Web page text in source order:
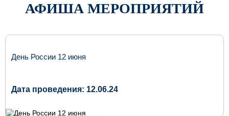
АФИША МЕРОПРИЯТИЙ
День России 12 июня
Дата проведения: 12.06.24